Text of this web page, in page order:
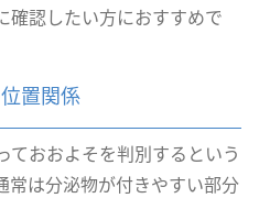
確認したい方におすすめで
置関係
ておおよそを判別するという
常は分泌物が付きやすい部分